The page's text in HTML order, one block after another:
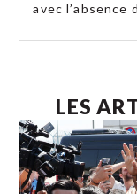
avec l’absence
LES